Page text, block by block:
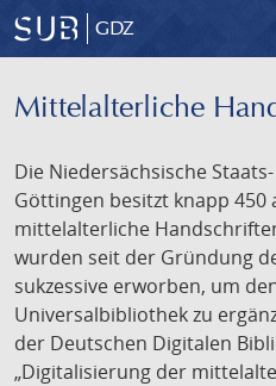
GDZ
Mittelalterliche
Die Niedersächsische
Göttingen besitzt knapp 450
mittelalterliche
wurden seit der Gründung
sukzessive erworben, um
Universalbibliothek zu
der Deutschen Digitalen
„Digitalisierung der